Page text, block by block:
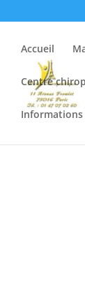
Accueil
Centre